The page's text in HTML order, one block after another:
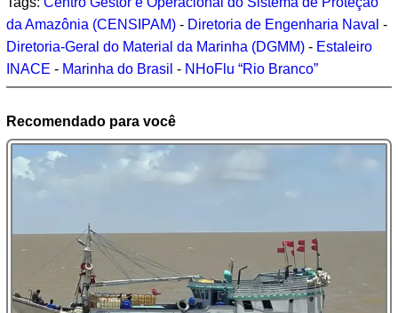
da Amazônia (CENSIPAM) - Diretoria de Engenharia Naval -
Diretoria-Geral do Material da Marinha (DGMM) - Estaleiro
INACE - Marinha do Brasil - NHoFlu “Rio Branco”
Recomendado para você